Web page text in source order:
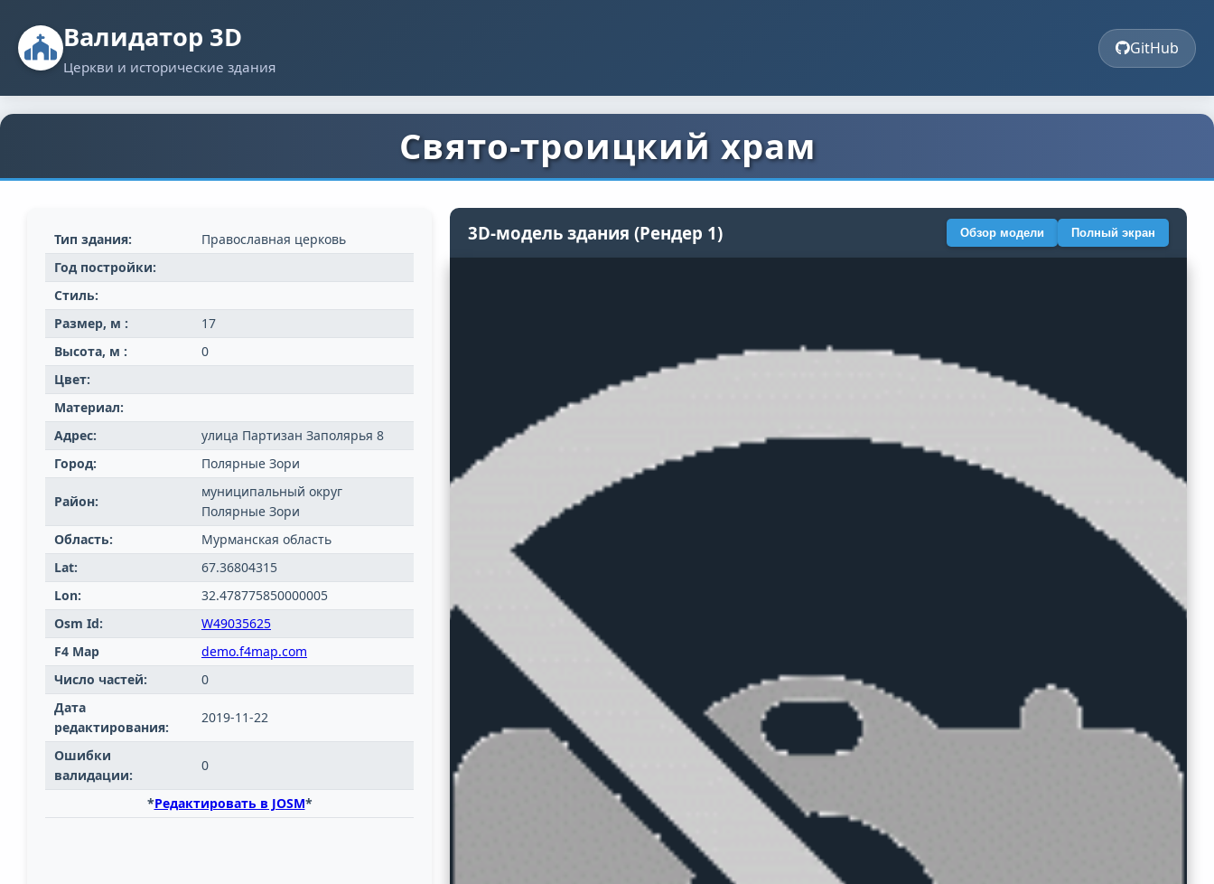
Валидатор 3D
Церкви и исторические здания
GitHub
Свято-троицкий храм
Тип здания:
Православная церковь
Год постройки:
Стиль:
Размер, м :
17
Высота, м :
0
Цвет:
Материал:
Адрес:
улица Партизан Заполярья 8
Город:
Полярные Зори
Район:
муниципальный округ
Полярные Зори
Область:
Мурманская область
Lat:
67.36804315
Lon:
32.478775850000005
Osm Id:
W49035625
F4 Map
demo.f4map.com
Число частей:
0
Дата
редактирования:
2019-11-22
Ошибки
валидации:
0
*Редактировать в JOSM*
3D-модель здания (Рендер 1) Обзор модели Полный экран